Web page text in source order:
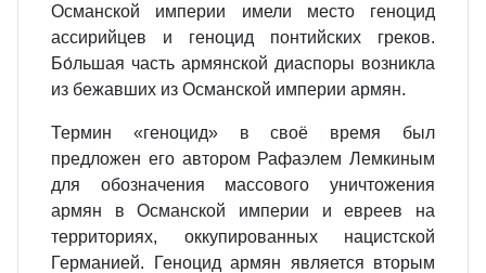
Османской империи имели место геноцид
ассирийцев и геноцид понтийских греков.
Бо́льшая часть армянской диаспоры возникла
из бежавших из Османской империи армян.
Термин «геноцид» в своё время был
предложен его автором Рафаэлем Лемкиным
для обозначения массового уничтожения
армян в Османской империи и евреев на
территориях, оккупированных нацистской
Германией. Геноцид армян является вторым